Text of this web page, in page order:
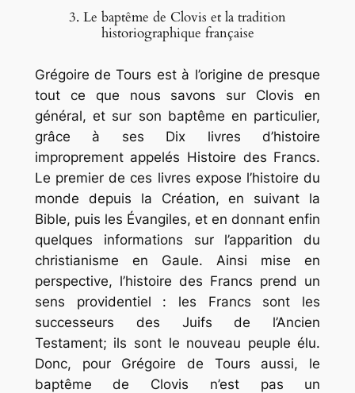
3. Le baptême de Clovis et la tradition
historiographique française
Grégoire de Tours est à l’origine de presque
tout ce que nous savons sur Clovis en
général, et sur son baptême en particulier,
grâce à ses Dix livres d’histoire
improprement appelés Histoire des Francs.
Le premier de ces livres expose l’histoire du
monde depuis la Création, en suivant la
Bible, puis les Évangiles, et en donnant enfin
quelques informations sur l’apparition du
christianisme en Gaule. Ainsi mise en
perspective, l’histoire des Francs prend un
sens providentiel : les Francs sont les
successeurs des Juifs de l’Ancien
Testament; ils sont le nouveau peuple élu.
Donc, pour Grégoire de Tours aussi, le
baptême de Clovis n’est pas un